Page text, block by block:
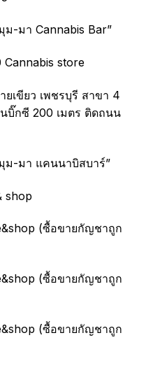
-มา Cannabis Bar”
store
เขียว เพชรบุรี สาขา 4
บิ๊กซี 200 เมตร ติดถนน
ม-มา แคนนาบิสบาร์”
shop
(ซื้อขายกัญชาถูก
(ซื้อขายกัญชาถูก
(ซื้อขายกัญชาถูก